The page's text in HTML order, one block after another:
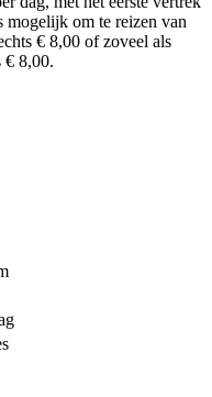
mogelijk om te reizen van
€ 8,00 of zoveel als
€ 8,00.